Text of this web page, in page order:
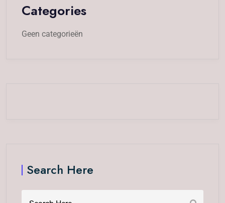
Categories
Geen categorieën
Search Here